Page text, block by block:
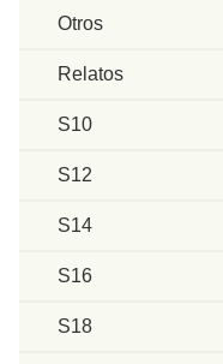
Otros
Relatos
S10
S12
S14
S16
S18